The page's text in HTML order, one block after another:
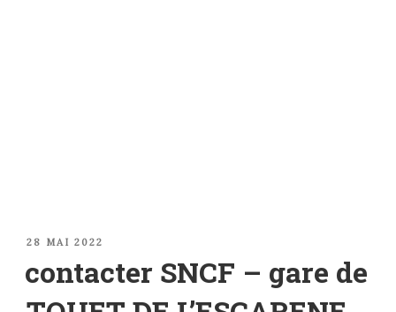
PUBLIÉ
28 MAI 2022
contacter SNCF – gare de